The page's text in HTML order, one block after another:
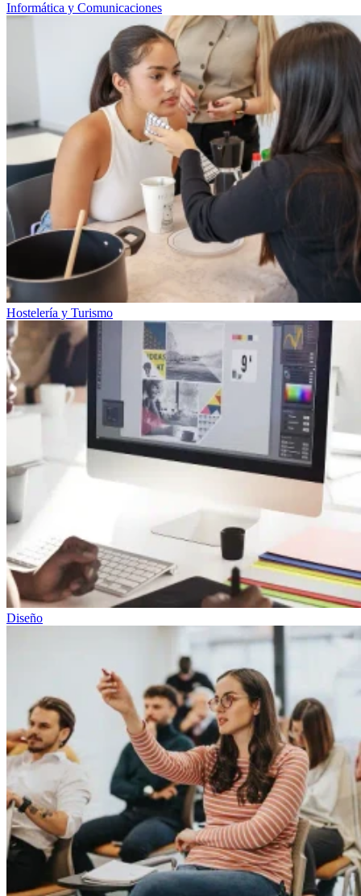
Informática y Comunicaciones
Hostelería y Turismo
Diseño